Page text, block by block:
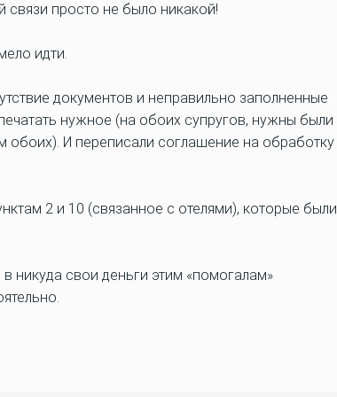
просто не было никакой!
идти.
документов и неправильно заполненные
нужное (на обоих супругов, нужны были
обоих). И переписали соглашение на обработку
2 и 10 (связанное с отелями), которые были
никуда свои деньги этим «помогалам»